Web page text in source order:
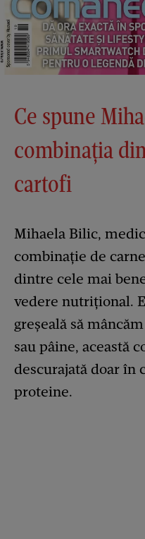
Ce spune
combinația
cartofi
Mihaela Bilic,
combinație de
dintre cele mai
vedere nutrițional.
greșeală să
sau pâine, această
descurajată doar în
proteine.